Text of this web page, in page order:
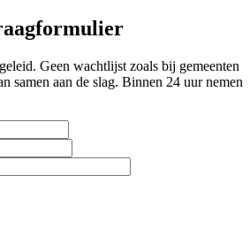
Geen wachtlijst zoals bij gemeenten
samen aan de slag. Binnen 24 uur nemen